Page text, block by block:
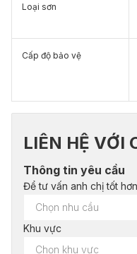
Loại sơn
Cấp độ bảo vệ
LIÊN HỆ VỚI
Thông tin yêu cầu
Để tư vấn anh chị tốt hơn
Khu vực